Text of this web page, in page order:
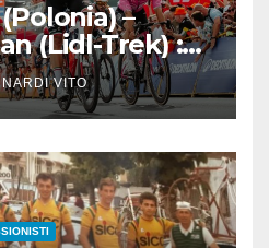
–
(Lidl-Trek) :
tappa di
gialla
Polonia
VITO